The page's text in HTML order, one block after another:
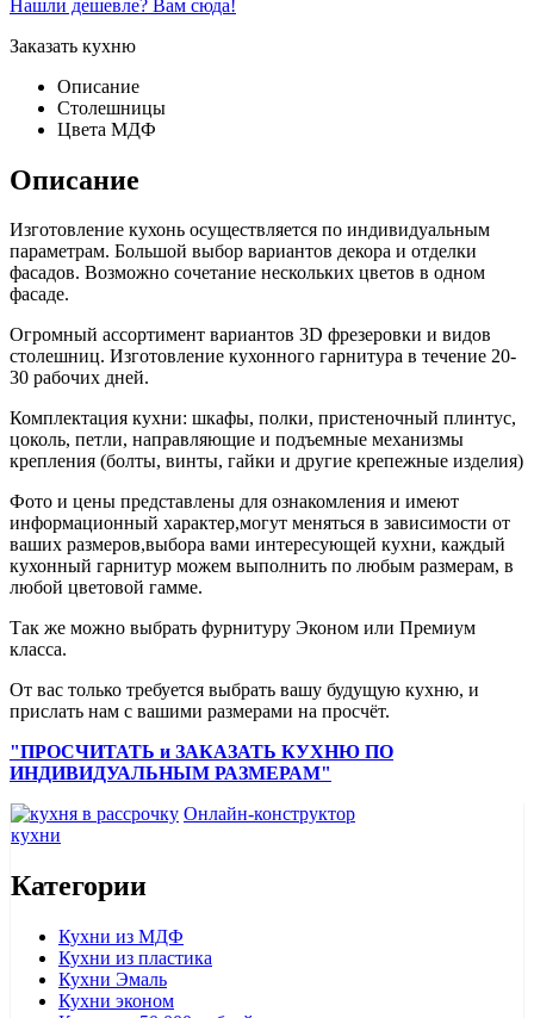
Нашли дешевле? Вам сюда!
Заказать кухню
Описание
Столешницы
Цвета МДФ
Описание
Изготовление кухонь осуществляется по индивидуальным
параметрам. Большой выбор вариантов декора и отделки
фасадов. Возможно сочетание нескольких цветов в одном
фасаде.
Огромный ассортимент вариантов 3D фрезеровки и видов
столешниц. Изготовление кухонного гарнитура в течение 20-
30 рабочих дней.
Комплектация кухни: шкафы, полки, пристеночный плинтус,
цоколь, петли, направляющие и подъемные механизмы
крепления (болты, винты, гайки и другие крепежные изделия)
Фото и цены представлены для ознакомления и имеют
информационный характер,могут меняться в зависимости от
ваших размеров,выбора вами интересующей кухни, каждый
кухонный гарнитур можем выполнить по любым размерам, в
любой цветовой гамме.
Так же можно выбрать фурнитуру Эконом или Премиум
класса.
От вас только требуется выбрать вашу будущую кухню, и
прислать нам с вашими размерами на просчёт.
"ПРОСЧИТАТЬ и ЗАКАЗАТЬ КУХНЮ ПО
ИНДИВИДУАЛЬНЫМ РАЗМЕРАМ"
Онлайн-конструктор
кухни
Категории
Кухни из МДФ
Кухни из пластика
Кухни Эмаль
Кухни эконом